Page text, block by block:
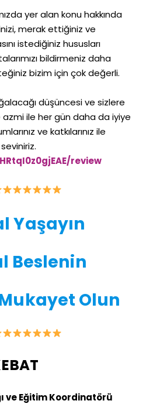
yer alan konu hakkında
merak ettiğiniz ve
istediğiniz hususları
bildirmeniz daha
bizim için çok değerli.
düşüncesi ve sizlere
ile her gün daha da iyiye
ve katkılarınız ile
review
Yaşayın
Beslenin
Olun
ve Eğitim Koordinatörü